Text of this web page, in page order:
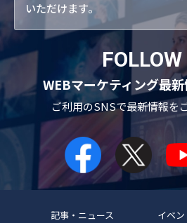
いただけます。
FOLLOW
WEBマーケティング最新
ご利用のSNSで最新情報を
記事・ニュース イベ